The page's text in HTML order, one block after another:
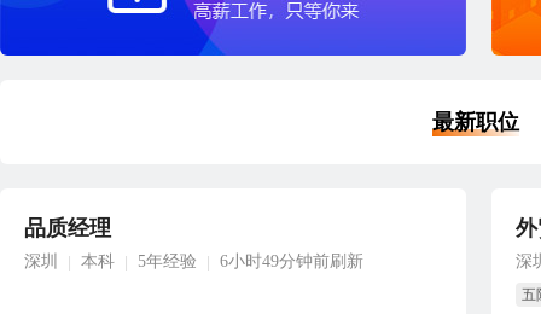
最新职位
品质经理
深圳 本科 5年经验 6小时49分钟前刷新 深
五